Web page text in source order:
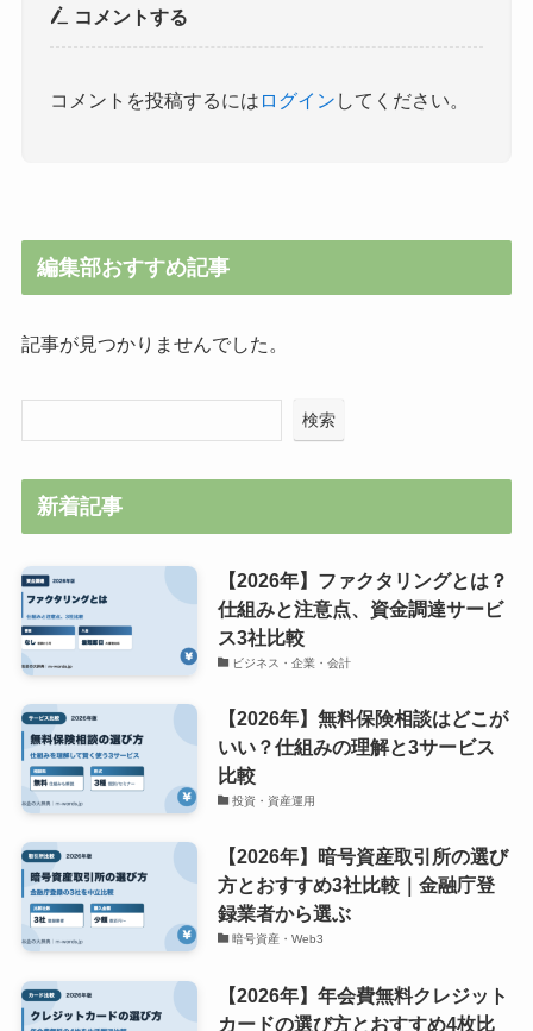
コメントする
コメントを投稿するには ログイン してください。
編集部おすすめ記事
記事が見つかりませんでした。
検索
新着記事
【2026年】ファクタリングとは？
仕組みと注意点、資金調達サービ
ス3社比較
ビジネス・企業・会計
【2026年】無料保険相談はどこが
いい？仕組みの理解と3サービス
比較
投資・資産運用
【2026年】暗号資産取引所の選び
方とおすすめ3社比較｜金融庁登
録業者から選ぶ
暗号資産・Web3
【2026年】年会費無料クレジット
カードの選び方とおすすめ4枚比